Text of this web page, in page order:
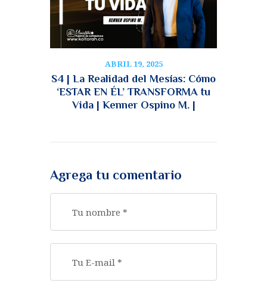
ABRIL 19, 2025
S4 | La Realidad del Mesías: Cómo
‘ESTAR EN ÉL’ TRANSFORMA tu
Vida | Kenner Ospino M. |
Agrega tu comentario